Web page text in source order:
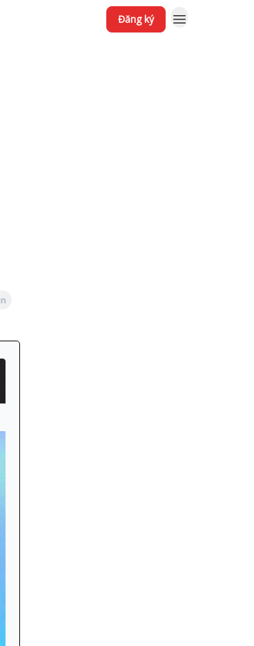
Đăng ký